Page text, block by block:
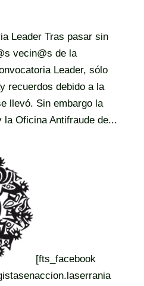
Leader Tras pasar sin
vecin@s de la
Leader, sólo
recuerdos debido a la
llevó. Sin embargo la
la Oficina Antifraude de...
[fts_facebook